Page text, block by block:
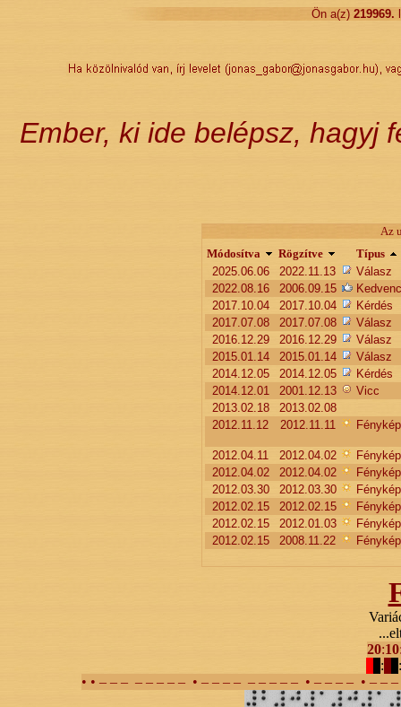
Ön a(z) 219969.
Ember, ki ide belépsz, hagyj
Az
Módosítva
Rögzítve
Típus
2025.06.06
2022.11.13
Válasz
2022.08.16
2006.09.15
Kedvenc
2017.10.04
2017.10.04
Kérdés
2017.07.08
2017.07.08
Válasz
2016.12.29
2016.12.29
Válasz
2015.01.14
2015.01.14
Válasz
2014.12.05
2014.12.05
Kérdés
2014.12.01
2001.12.13
Vicc
2013.02.18
2013.02.08
2012.11.12
2012.11.11 Fénykép
2012.04.11 2012.04.02
Fénykép
2012.04.02
2012.04.02
Fénykép
2012.03.30
2012.03.30
Fénykép
2012.02.15
2012.02.15
Fénykép
2012.02.15
2012.01.03
Fénykép
2012.02.15
2008.11.22 Fénykép
20:10
:
:
• • – – – – – – – – • – – – – – – – – – • – – – – • – –